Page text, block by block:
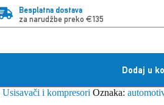
Besplatna dostava
za narudžbe preko €135
Dodaj u
Usisavači i kompresori Oznaka: